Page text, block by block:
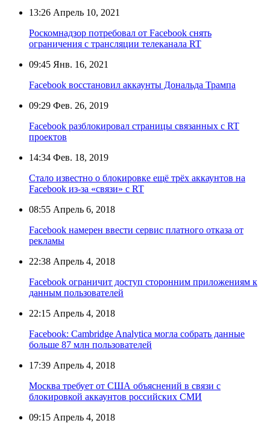
13:26 Апрель 10, 2021
Роскомнадзор потребовал от Facebook снять
ограничения с трансляции телеканала RT
09:45 Янв. 16, 2021
Facebook восстановил аккаунты Дональда Трампа
09:29 Фев. 26, 2019
Facebook разблокировал страницы связанных с RT
проектов
14:34 Фев. 18, 2019
Стало известно о блокировке ещё трёх аккаунтов на
Facebook из-за «связи» с RT
08:55 Апрель 6, 2018
Facebook намерен ввести сервис платного отказа от
рекламы
22:38 Апрель 4, 2018
Facebook ограничит доступ сторонним приложениям к
данным пользователей
22:15 Апрель 4, 2018
Facebook: Cambridge Analytica могла собрать данные
больше 87 млн пользователей
17:39 Апрель 4, 2018
Москва требует от США объяснений в связи с
блокировкой аккаунтов российских СМИ
09:15 Апрель 4, 2018